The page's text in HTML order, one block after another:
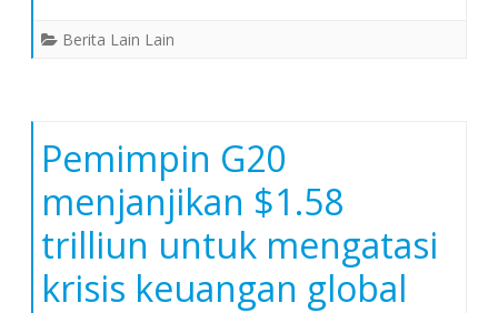
Berita Lain Lain
Pemimpin G20
menjanjikan $1.58
trilliun untuk mengatasi
krisis keuangan global